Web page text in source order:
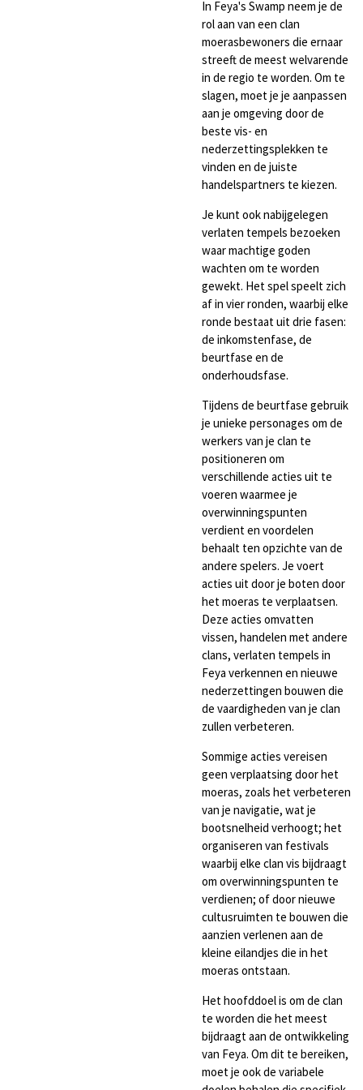
In Feya's Swamp neem je de
rol aan van een clan
moerasbewoners die ernaar
streeft de meest welvarende
in de regio te worden. Om te
slagen, moet je je aanpassen
aan je omgeving door de
beste vis- en
nederzettingsplekken te
vinden en de juiste
handelspartners te kiezen.
Je kunt ook nabijgelegen
verlaten tempels bezoeken
waar machtige goden
wachten om te worden
gewekt. Het spel speelt zich
af in vier ronden, waarbij elke
ronde bestaat uit drie fasen:
de inkomstenfase, de
beurtfase en de
onderhoudsfase.
Tijdens de beurtfase gebruik
je unieke personages om de
werkers van je clan te
positioneren om
verschillende acties uit te
voeren waarmee je
overwinningspunten
verdient en voordelen
behaalt ten opzichte van de
andere spelers. Je voert
acties uit door je boten door
het moeras te verplaatsen.
Deze acties omvatten
vissen, handelen met andere
clans, verlaten tempels in
Feya verkennen en nieuwe
nederzettingen bouwen die
de vaardigheden van je clan
zullen verbeteren.
Sommige acties vereisen
geen verplaatsing door het
moeras, zoals het verbeteren
van je navigatie, wat je
bootsnelheid verhoogt; het
organiseren van festivals
waarbij elke clan vis bijdraagt ​​
om overwinningspunten te
verdienen; of door nieuwe
cultusruimten te bouwen die
aanzien verlenen aan de
kleine eilandjes die in het
moeras ontstaan.
Het hoofddoel is om de clan
te worden die het meest
bijdraagt ​​aan de ontwikkeling
van Feya. Om dit te bereiken,
moet je ook de variabele